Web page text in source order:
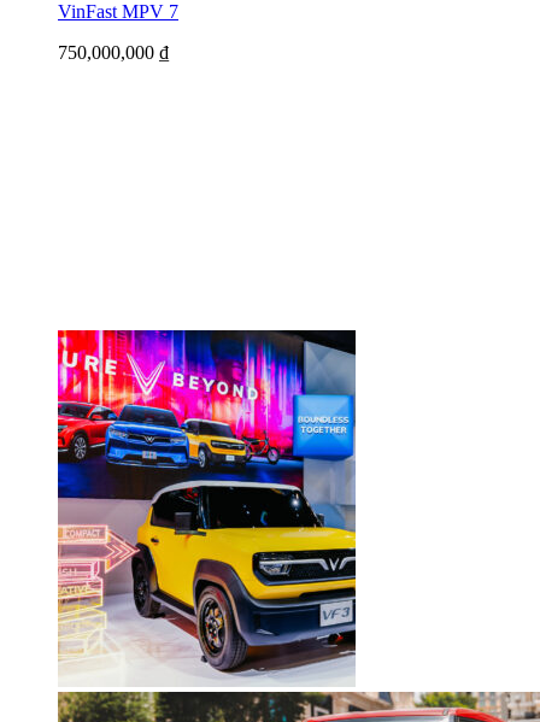
VinFast MPV 7
750,000,000 ₫